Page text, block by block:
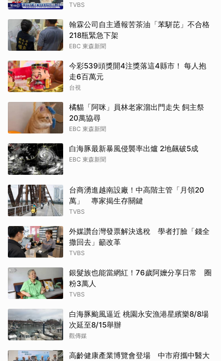
TVBS
翰霖公司自主通報苦茶油「苯駢芘」不合格
218瓶緊急下架
EBC 東森新聞
今彩539頭獎開4注獎落這4縣市！ 每人抱
走6百萬元
台視
橘貓「阿咪」員林老家溜出門走失 飼主祭
20萬協尋
EBC 東森新聞
白海豚最新暴風侵襲率出爐 2地飆破5成
EBC 東森新聞
台商湧進越南設廠！中高階主管「月領20
萬」 專家揭生存關鍵
TVBS
外媒讚台灣發票解決逃稅 學者打臉「錢全
撒回去」籲改革
TVBS
銀髮族也能當網紅！76歲阿嬤分享日常 圈
粉3萬人
TVBS
白海豚颱風逼近 桃園永安漁港星繽樂8/8場
次延至8/15舉辦
觀傳媒
高齡健康產業博覽會登場 中市府攜中醫大